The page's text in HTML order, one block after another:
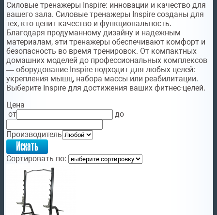
Силовые тренажеры Inspire: инновации и качество для
вашего зала. Силовые тренажеры Inspire созданы для
тех, кто ценит качество и функциональность.
Благодаря продуманному дизайну и надежным
материалам, эти тренажеры обеспечивают комфорт и
безопасность во время тренировок. От компактных
домашних моделей до профессиональных комплексов
— оборудование Inspire подходит для любых целей:
укрепления мышц, набора массы или реабилитации.
Выберите Inspire для достижения ваших фитнес-целей.
Цена
от
до
Производитель
Сортировать по: